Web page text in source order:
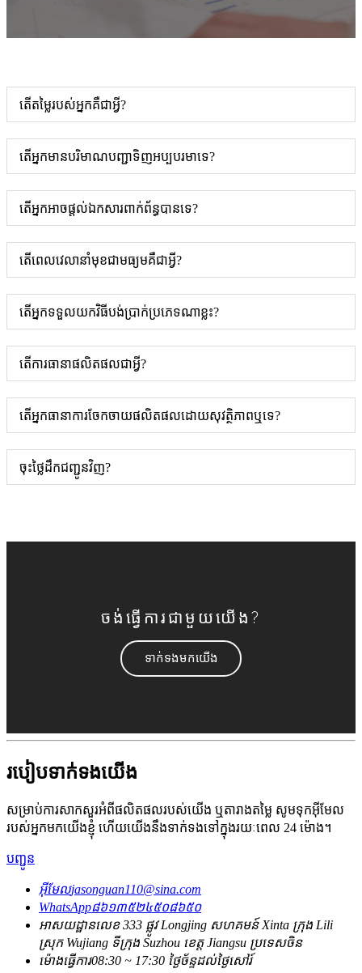
តើតម្លៃរបស់អ្នកគឺជាអ្វី?
តើអ្នកមានបរិមាណបញ្ជាទិញអប្បបរមាទេ?
តើអ្នកអាចផ្តល់ឯកសារពាក់ព័ន្ធបានទេ?
តើពេលវេលានាំមុខជាមធ្យមគឺជាអ្វី?
តើអ្នកទទួលយកវិធីបង់ប្រាក់ប្រភេទណាខ្លះ?
តើការធានាផលិតផលជាអ្វី?
តើ​អ្នក​ធានា​ការ​ចែកចាយ​ផលិតផល​ដោយ​សុវត្ថិភាព​ឬ​ទេ?
ចុះថ្លៃដឹកជញ្ជូនវិញ?
ចង់​ធ្វើ​ការ​ជាមួយ​យើង?
ទាក់ទងមកយើង
របៀបទាក់ទងយើង
សម្រាប់ការសាកសួរអំពីផលិតផលរបស់យើង ឬតារាងតម្លៃ សូមទុកអ៊ីមែល
របស់អ្នកមកយើងខ្ញុំ ហើយយើងនឹងទាក់ទងទៅក្នុងរយៈពេល 24 ម៉ោង។
បញ្ជូន
អ៊ីមែលjasonguan110@sina.com
WhatsApp៨៦១៣៥២៤៥០៨៦៥០
អាសយដ្ឋានលេខ 333 ផ្លូវ Longjing សហគមន៍ Xinta ក្រុង Lili
ស្រុក Wujiang ទីក្រុង Suzhou ខេត្ត Jiangsu ប្រទេសចិន
ម៉ោងធ្វើការ08:30 ~ 17:30 ថ្ងៃច័ន្ទដល់ថ្ងៃសៅរ៍